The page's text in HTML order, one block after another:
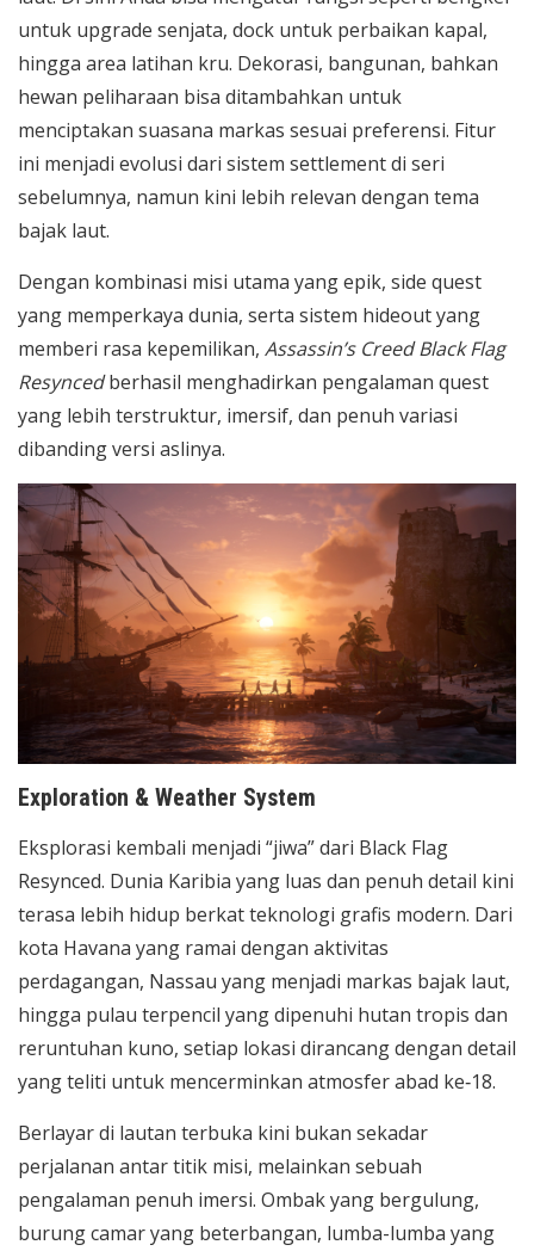
untuk upgrade senjata, dock untuk perbaikan kapal,
hingga area latihan kru. Dekorasi, bangunan, bahkan
hewan peliharaan bisa ditambahkan untuk
menciptakan suasana markas sesuai preferensi. Fitur
ini menjadi evolusi dari sistem settlement di seri
sebelumnya, namun kini lebih relevan dengan tema
bajak laut.
Dengan kombinasi misi utama yang epik, side quest
yang memperkaya dunia, serta sistem hideout yang
memberi rasa kepemilikan, Assassin’s Creed Black Flag
Resyncedberhasil menghadirkan pengalaman quest
yang lebih terstruktur, imersif, dan penuh variasi
dibanding versi aslinya.
Exploration & Weather System
Eksplorasi kembali menjadi “jiwa” dari Black Flag
Resynced. Dunia Karibia yang luas dan penuh detail kini
terasa lebih hidup berkat teknologi grafis modern. Dari
kota Havana yang ramai dengan aktivitas
perdagangan, Nassau yang menjadi markas bajak laut,
hingga pulau terpencil yang dipenuhi hutan tropis dan
reruntuhan kuno, setiap lokasi dirancang dengan detail
yang teliti untuk mencerminkan atmosfer abad ke‑18.
Berlayar di lautan terbuka kini bukan sekadar
perjalanan antar titik misi, melainkan sebuah
pengalaman penuh imersi. Ombak yang bergulung,
burung camar yang beterbangan, lumba-lumba yang